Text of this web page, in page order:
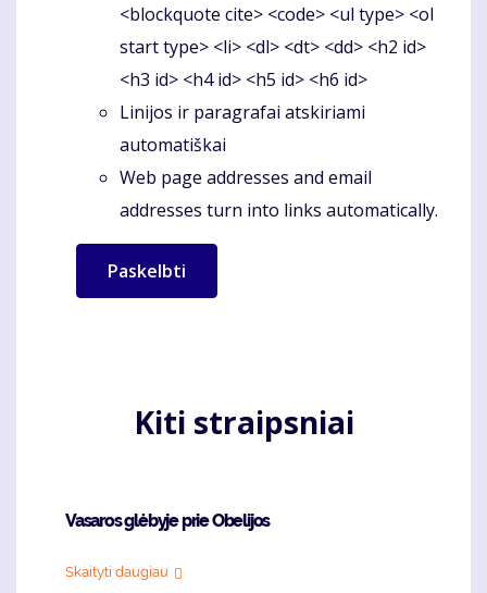
<blockquote cite> <code> <ul type> <ol
start type> <li> <dl> <dt> <dd> <h2 id>
<h3 id> <h4 id> <h5 id> <h6 id>
Linijos ir paragrafai atskiriami
automatiškai
Web page addresses and email
addresses turn into links automatically.
Kiti straipsniai
Vasaros glėbyje prie Obelijos
Skaityti daugiau